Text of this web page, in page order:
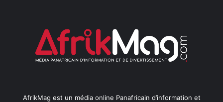
AfrikMag est un média online Panafricain d’information et